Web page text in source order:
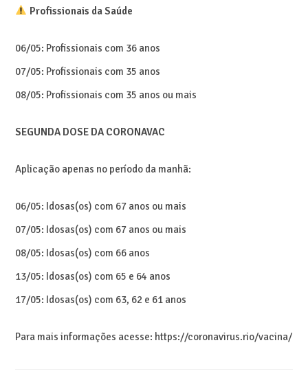
Profissionais da Saúde
06/05: Profissionais com 36 anos
07/05: Profissionais com 35 anos
08/05: Profissionais com 35 anos ou mais
SEGUNDA DOSE DA CORONAVAC
Aplicação apenas no período da manhã:
06/05: Idosas(os) com 67 anos ou mais
07/05: Idosas(os) com 67 anos ou mais
08/05: Idosas(os) com 66 anos
13/05: Idosas(os) com 65 e 64 anos
17/05: Idosas(os) com 63, 62 e 61 anos
Para mais informações acesse: https://coronavirus.rio/vacina/